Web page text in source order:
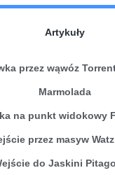
Artykuły
przez wąwóz
Marmolada
na punkt widokowy
przez masyw
do Jaskini